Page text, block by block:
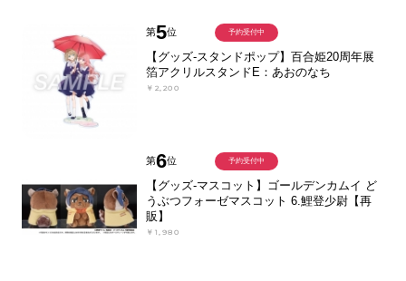
第5位
【グッズ-スタンドポップ】百合姫20周年展
箔アクリルスタンドE：あおのなち
￥2,200
予約受付中
第6位
【グッズ-マスコット】ゴールデンカムイ ど
うぶつフォーゼマスコット 6.鯉登少尉【再
販】
￥1,980
予約受付中